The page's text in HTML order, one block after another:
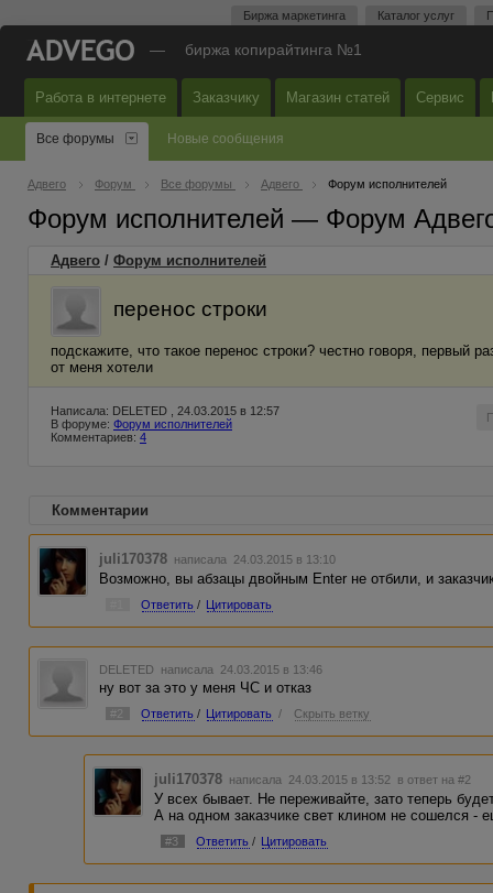
Биржа маркетинга Каталог услуг
— биржа копирайтинга №1
Работа в интернете Заказчику Магазин статей Сервис
Все форумы Новые сообщения
Адвего Форум Все форумы Адвего Форум исполнителей
Форум исполнителей — Форум
Адвего / Форум исполнителей
перенос строки
подскажите, что такое перенос строки? честно говоря, первый
от меня хотели
Написала: DELETED , 24.03.2015 в 12:57
В форуме: Форум исполнителей
Комментариев: 4
Комментарии
juli170378 написала 24.03.2015 в 13:10
Возможно, вы абзацы двойным Enter не отбили, и
Ответить / Цитировать
DELETED написала 24.03.2015 в 13:46
ну вот за это у меня ЧС и отказ
#2 Ответить / Цитировать / Скрыть ветку
juli170378 написала 24.03.2015 в 13:52 в ответ на #2
У всех бывает. Не переживайте, зато теперь
А на одном заказчике свет клином не сошелся -
#3 Ответить / Цитировать